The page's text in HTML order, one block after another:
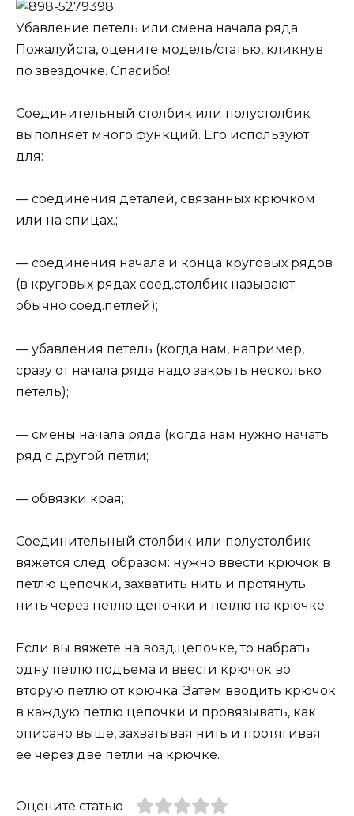
Убавление петель или смена начала ряда
Пожалуйста, оцените модель/статью, кликнув
по звездочке. Спасибо!
Соединительный столбик или полустолбик
выполняет много функций. Его используют
для:
— соединения деталей, связанных крючком
или на спицах.;
— соединения начала и конца круговых рядов
(в круговых рядах соед.столбик называют
обычно соед.петлей);
— убавления петель (когда нам, например,
сразу от начала ряда надо закрыть несколько
петель);
— смены начала ряда (когда нам нужно начать
ряд с другой петли;
— обвязки края;
Соединительный столбик или полустолбик
вяжется след. образом: нужно ввести крючок в
петлю цепочки, захватить нить и протянуть
нить через петлю цепочки и петлю на крючке.
Если вы вяжете на возд.цепочке, то набрать
одну петлю подъема и ввести крючок во
вторую петлю от крючка. Затем вводить крючок
в каждую петлю цепочки и провязывать, как
описано выше, захватывая нить и протягивая
ее через две петли на крючке.
Оцените статью